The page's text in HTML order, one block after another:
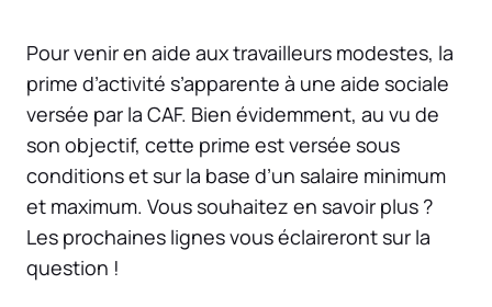
Pour venir en aide aux travailleurs modestes, la
prime d’activité s’apparente à une aide sociale
versée par la CAF. Bien évidemment, au vu de
son objectif, cette prime est versée sous
conditions et sur la base d’un salaire minimum
et maximum. Vous souhaitez en savoir plus ?
Les prochaines lignes vous éclaireront sur la
question !